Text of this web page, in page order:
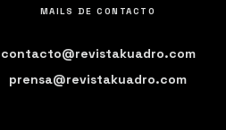
MAILS DE CONTACTO
contacto@revistakuadro.com
prensa@revistakuadro.com